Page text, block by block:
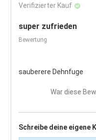
Verifizierter Kauf
super zufrieden
Bewertung
sauberere Dehnfuge
War diese
Schreibe deine eigene